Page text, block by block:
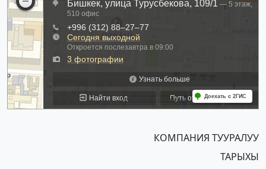
КОМПАНИЯ ТУУРАЛУУ
ТАРЫХЫ